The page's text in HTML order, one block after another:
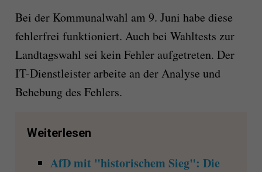
Bei der Kommunalwahl am 9. Juni habe diese
fehlerfrei funktioniert. Auch bei Wahltests zur
Landtagswahl sei kein Fehler aufgetreten. Der
IT-Dienstleister arbeite an der Analyse und
Behebung des Fehlers.
Weiterlesen
AfD mit "historischem Sieg": Die